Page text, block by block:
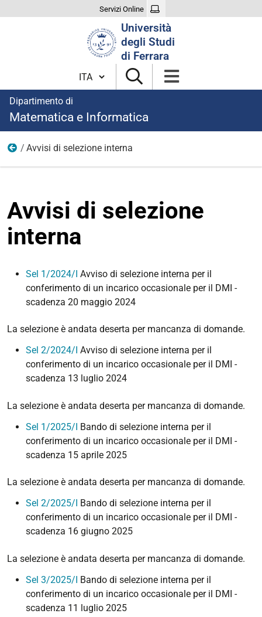
Servizi Online
Università
degli Studi
di Ferrara
Cambia lingua
Dipartimento di
Matematica e Informatica
Bandi e incarichi
Avvisi di selezione interna
Avvisi di selezione
interna
Sel 1/2024/I Avviso di selezione interna per il
conferimento di un incarico occasionale per il DMI -
scadenza 20 maggio 2024
La selezione è andata deserta per mancanza di domande.
Sel 2/2024/I Avviso di selezione interna per il
conferimento di un incarico occasionale per il DMI -
scadenza 13 luglio 2024
La selezione è andata deserta per mancanza di domande.
Sel 1/2025/I Bando di selezione interna per il
conferimento di un incarico occasionale per il DMI -
scadenza 15 aprile 2025
La selezione è andata deserta per mancanza di domande.
Sel 2/2025/I Bando di selezione interna per il
conferimento di un incarico occasionale per il DMI -
scadenza 16 giugno 2025
La selezione è andata deserta per mancanza di domande.
Sel 3/2025/I Bando di selezione interna per il
conferimento di un incarico occasionale per il DMI -
scadenza 11 luglio 2025